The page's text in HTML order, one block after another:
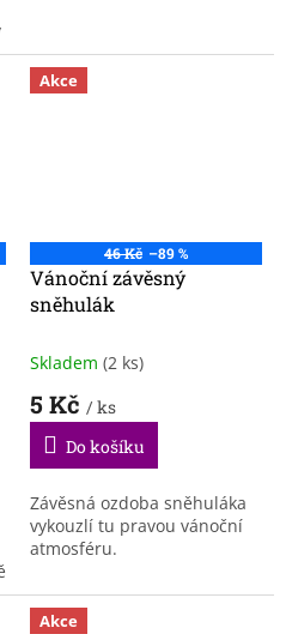
Akce
46 Kč –89 %
Vánoční závěsný
sněhulák
Skladem (2 ks)
5 Kč / ks
Do košíku
Závěsná ozdoba sněhuláka
vykouzlí tu pravou vánoční
atmosféru.
Akce